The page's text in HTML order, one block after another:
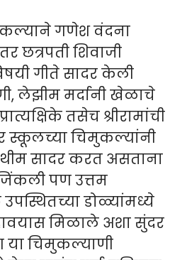
गणेश वंदना
छत्रपती शिवाजी
गीते सादर केली
लेझीम मर्दानी खेळाचे
तसेच श्रीरामांची
स्कूलच्या चिमुकल्यांनी
सादर करत असताना
पण उत्तम
डोळ्यांमध्ये
मिळाले अशा सुंदर
या चिमुकल्याणी